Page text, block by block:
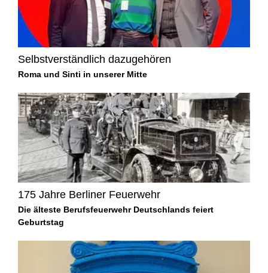
Selbstverständlich dazugehören
Roma und Sinti in unserer Mitte
175 Jahre Berliner Feuerwehr
Die älteste Berufsfeuerwehr Deutschlands feiert
Geburtstag